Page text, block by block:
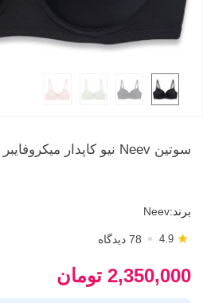
سوتین Neev نیو کاپدار میکروفایبر کد 2018
برند:Neev
4.9 ★ 78 دیدگاه
2,350,000 تومان